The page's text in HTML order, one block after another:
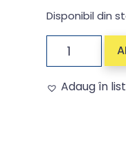
Disponibil din
Adaug în